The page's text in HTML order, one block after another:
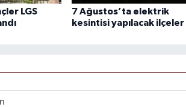
LGS
7 Ağustos’ta elektrik
kesintisi yapılacak ilçeler